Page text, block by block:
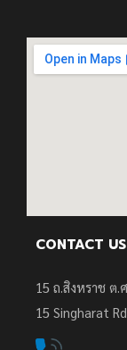
CONTACT US
15 ถ.สิงหราช ต.
15 Singharat